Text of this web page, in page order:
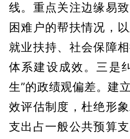
线。重点关注边缘易
困难户的帮扶情况，以
就业扶持、社会保障
体系建设成效。三是
生”的政绩观偏差。建
效评估制度，杜绝形
支出占一般公共预算